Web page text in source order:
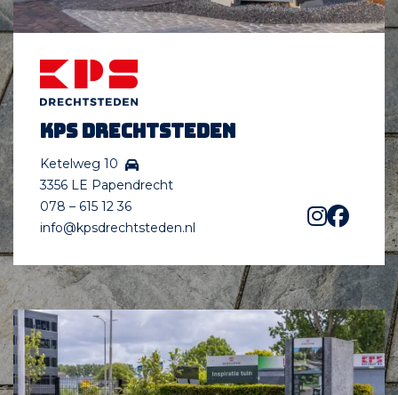
KPS Drechtsteden
Ketelweg 10
3356 LE Papendrecht
078 – 615 12 36
info@kpsdrechtsteden.nl